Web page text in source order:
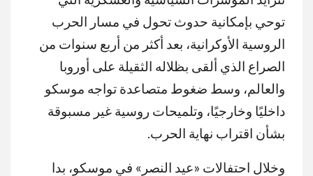
توحي بإمكانية حدوث تحول في مسار الحرب
الروسية الأوكرانية، بعد أكثر من أربع سنوات من
الصراع الذي ألقى بظلاله الثقيلة على أوروبا
والعالم، وسط ضغوط متصاعدة تواجه موسكو
داخليًا وخارجيًا، وتلميحات روسية غير مسبوقة
بشأن اقتراب نهاية الحرب.
وخلال احتفالات «عيد النصر» في موسكو، بدا